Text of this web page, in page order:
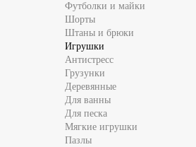
Футболки и майки
Шорты
Штаны и брюки
Игрушки
Антистресс
Грузунки
Деревянные
Для ванны
Для песка
Мягкие игрушки
Пазлы